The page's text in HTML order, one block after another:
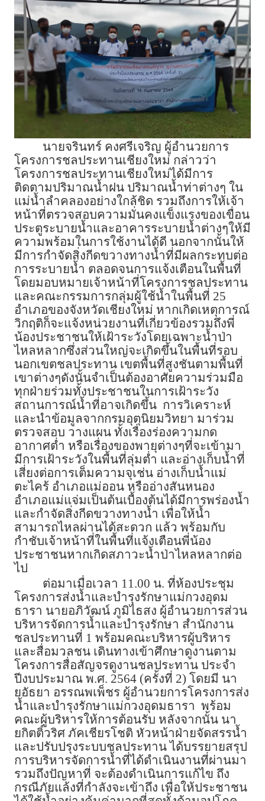
นายจรินทร์ คงศรีเจริญ ผู้อำนวยการ
โครงการชลประทานเชียงใหม่ กล่าวว่า
โครงการชลประทานเชียงใหม่ได้มีการ
ติดตามปริมาณน้ำฝน ปริมาณน้ำท่าต่างๆ ใน
แม่น้ำลำคลองอย่างใกล้ชิด รวมถึงการให้เจ้า
หน้าที่ตรวจสอบความมั่นคงแข็งแรงของเขื่อน
ประตูระบายน้ำและอาคารระบายน้ำต่างๆให้มี
ความพร้อมในการใช้งานได้ดี นอกจากนั้นให้
มีการกำจัดสิ่งกีดขวางทางน้ำที่มีผลกระทบต่อ
การระบายน้ำ ตลอดจนการแจ้งเตือนในพื้นที่
โดยมอบหมายเจ้าหน้าที่โครงการชลประทาน
และคณะกรรมการกลุ่มผู้ใช้น้ำในพื้นที่ 25
อำเภอของจังหวัดเชียงใหม่ หากเกิดเหตุการณ์
วิกฤติก็จะแจ้งหน่วยงานที่เกี่ยวข้องรวมถึงพี่
น้องประชาชนให้เฝ้าระวังโดยเฉพาะน้ำป่า
ไหลหลากซึ่งส่วนใหญ่จะเกิดขึ้นในพื้นที่รอบ
นอกเขตชลประทาน เขตพื้นที่สูงชันตามพื้นที่
เขาต่างๆดังนั้นจำเป็นต้องอาศัยความร่วมมือ
ทุกฝ่ายร่วมทั้งประชาชนในการเฝ้าระวัง
สถานการณ์น้ำที่อาจเกิดขึ้น การวิเคราะห์
และนำข้อมูลจากกรมอุตุนิยมวิทยา มาร่วม
ตรวจสอบ วางแผน ทั้งเรื่องร่องความกด
อากาศต่ำ หรือเรื่องของพายุต่างๆที่จะเข้ามา
มีการเฝ้าระวังในพื้นที่ลุ่มต่ำ และอ่างเก็บน้ำที่
เสี่ยงต่อการเต็มความจุเช่น อ่างเก็บน้ำแม่
ตะไคร้ อำเภอแม่ออน หรืออ่างสันหนอง
อำเภอแม่แจ่มเป็นต้นเบื้องต้นได้มีการพร่องน้ำ
และกำจัดสิ่งกีดขวางทางน้ำ เพื่อให้น้ำ
สามารถไหลผ่านได้สะดวก แล้ว พร้อมกับ
กำชับเจ้าหน้าที่ในพื้นที่แจ้งเตือนพี่น้อง
ประชาชนหากเกิดสภาวะน้ำป่าไหลหลากต่อ
ไป
ต่อมาเมื่อเวลา 11.00 น. ที่ห้องประชุม
โครงการส่งน้ำและบำรุงรักษาแม่กวงอุดม
ธารา นายอภิวัฒน์ ภูมิไธสง ผู้อำนวยการส่วน
บริหารจัดการน้ำและบำรุงรักษา สำนักงาน
ชลประทานที่ 1 พร้อมคณะบริหารผู้บริหาร
และสื่อมวลชน เดินทางเข้าศึกษาดูงานตาม
โครงการสื่อสัญจรดูงานชลประทาน ประจำ
ปีงบประมาณ พ.ศ. 2564 (ครั้งที่ 2) โดยมี นา
ยอัธยา อรรณพเพ็ชร ผู้อำนวยการโครงการส่ง
น้ำและบำรุงรักษาแม่กวงอุดมธารา พร้อม
คณะผู้บริหารให้การต้อนรับ หลังจากนั้น นา
ยกิตติ์วริศ ภัคเชียรโชติ หัวหน้าฝ่ายจัดสรรน้ำ
และปรับปรุงระบบชลประทาน ได้บรรยายสรุป
การบริหารจัดการน้ำที่ได้ดำเนินงานที่ผ่านมา
รวมถึงปัญหาที่ จะต้องดำเนินการแก้ไข ถึง
กรณีภัยแล้งที่กำลังจะเข้าถึง เพื่อให้ประชาชน